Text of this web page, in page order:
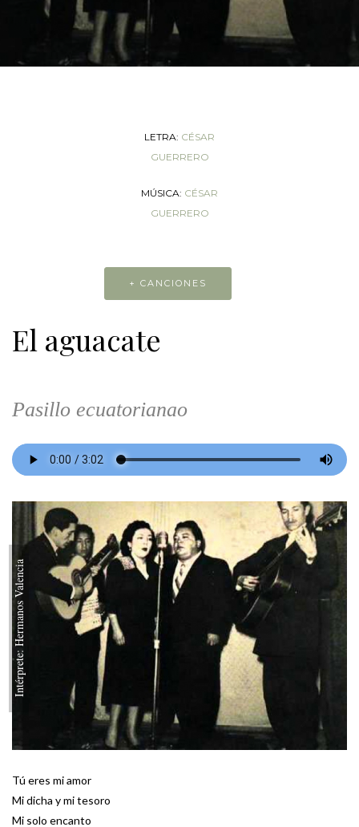
LETRA: CÉSAR
GUERRERO
MÚSICA: CÉSAR
GUERRERO
+ CANCIONES
El aguacate
Pasillo ecuatorianao
Intérprete: Hermanos Valencia
Tú eres mi amor
Mi dicha y mi tesoro
Mi solo encanto